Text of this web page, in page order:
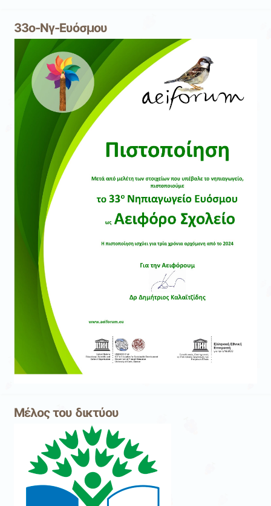
33ο-Νγ-Ευόσμου
Μέλος του δικτύου